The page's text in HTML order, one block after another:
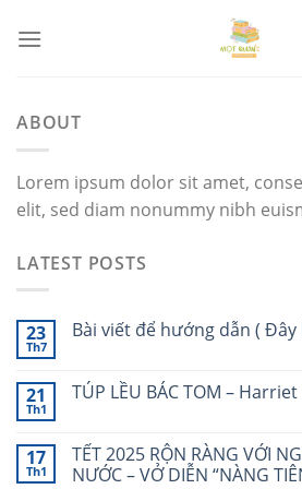
đến
ABOUT
Lorem ipsum dolor sit amet,
elit, sed diam nonummy nibh
LATEST POSTS
23
Th7
Bài viết để hướng dẫn (
21
Th1
TÚP LỀU BÁC TOM –
17
Th1
TẾT 2025 RỘN RÀNG VỚI
NƯỚC – VỞ DIỄN “NÀNG